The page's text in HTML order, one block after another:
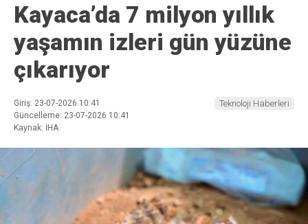
Kayaca’da 7 milyon yıllık
yaşamın izleri gün yüzüne
çıkarıyor
Giriş: 23-07-2026 10:41
Güncelleme: 23-07-2026 10:41
Kaynak: İHA
Teknoloji Haberleri